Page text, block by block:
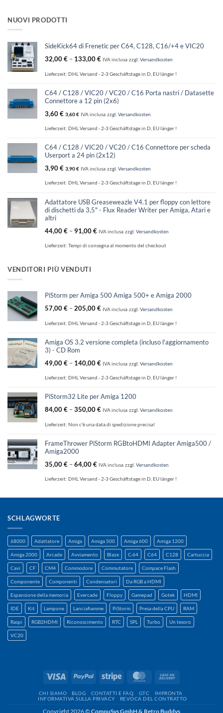
NUOVI PRODOTTI
SideKick64 di Frenetic per C64, C128, C16/+4 e VIC20
32,00€ – 133,00€ IVA inclusa zzgl. Versandkosten
Lieferzeit: DHL Versand - 2-3 Geschäftstage in D, EU länger !
C64 / C128 / VIC20 / VC20 / C16 Porta nastri / Datasette
Connettore a 12 pin (2x6)
3,60€ 3,60€ IVA inclusa zzgl. Versandkosten
Lieferzeit: DHL Versand - 2-3 Geschäftstage in D, EU länger !
C64 / C128 / VIC20 / VC20 / C16 Connettore per scheda
Userport a 24 pin (2x12)
3,90€ 3,90€ IVA inclusa zzgl. Versandkosten
Lieferzeit: DHL Versand - 2-3 Geschäftstage in D, EU länger !
Adattatore USB Greaseweazle V4.1 per floppy con lettore
di dischetti da 3,5" - Flux Reader Writer per Amiga, Atari e
altri
44,00€ –91,00€ IVA inclusa zzgl. Versandkosten
Lieferzeit: Tempi di consegna al momento del checkout
VENDITORI PIÙ VENDUTI
PiStorm per Amiga 500 Amiga 500+ e Amiga 2000
57,00€ –205,00€ IVA inclusa zzgl. Versandkosten
Lieferzeit: DHL Versand - 2-3 Geschäftstage in D, EU länger !
Amiga OS 3.2 versione completa (incluso l'aggiornamento
3) - CD Rom
49,00€ – 140,00€ IVA inclusa zzgl. Versandkosten
Lieferzeit: DHL Versand - 2-3 Geschäftstage in D, EU länger !
PiStorm32 Lite per Amiga 1200
84,00€ –350,00€ IVA inclusa zzgl.Versandkosten
Lieferzeit: Non c'è una data di spedizione precisa!
FrameThrower PiStorm RGBtoHDMI Adapter Amiga500 /
Amiga2000
35,00€ –64,00€ IVA inclusa zzgl. Versandkosten
Lieferzeit: DHL Versand - 2-3 Geschäftstage in D, EU länger !
SCHLAGWORTE
68000 Adattatore Amiga Amiga 500 Amiga 600 Amiga 1200
Amiga 2000 Arcade Avviamento Blaze C-64 C64 C128 Cartuccia
Cavi CF CM4 Commodore Commutatore Compace Flash
Componente Componenti Condensatori Da RGB a HDMI
Espansione della memoria Evercade Floppy Gamepad Gotek HDMI
IDE Kit Lampone Lanciafiamme PiStorm Presa della CPU RAM
Raspi RGB2HDMI Riconoscimento RTC SPL Turbo Un tesoro
VC20
Visto PayPal
A
MasterCard
consegna
CHI SIAMO BLOG CONTATTI E FAQ GTC
IMPRONTA
INFORMATIVA SULLA PRIVACY
REVOCA DEL CONTRATTO
Copyright 2026 © CompuSys GmbH & Retro Buddys